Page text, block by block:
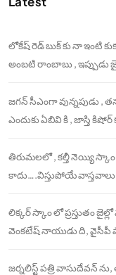
లోకేష్ రెడ్ బుక్ కు నా ఇంటి
అంబటి రాంబాబు , ఇప్పుడు
జగన్ సీఎంగా వున్నపుడు ,
ఎందుకు ఏబివి కి , జాస్తి
తిరుమలలో , కల్తీ నెయ్యి
కాదు….విస్తుపోయే వాస్తవాలు
లిక్కర్ స్కాం లో ప్రస్తుతం
వెంకటేష్ నాయుడు ది, వైసీపీ
జర్నలిస్ట్ పత్రి వాసుదేవన్